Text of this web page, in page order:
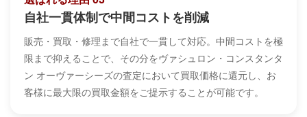
自社一貫体制で中間コストを削減
販売・買取・修理まで自社で一貫して対応。中間コストを極
限まで抑えることで、その分をヴァシュロン・コンスタンタ
ン オーヴァーシーズの査定において買取価格に還元し、お
客様に最大限の買取金額をご提示することが可能です。